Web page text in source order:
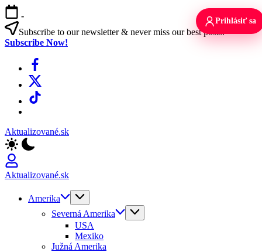
Skip
to
content
-
Subscribe to our newsletter & never miss our best posts.
Subscribe Now!
Facebook
X
TikTok
Aktualizované.sk
Aktualizované.sk
Amerika
Severná Amerika
USA
Mexiko
Južná Amerika
Prihlásiť sa